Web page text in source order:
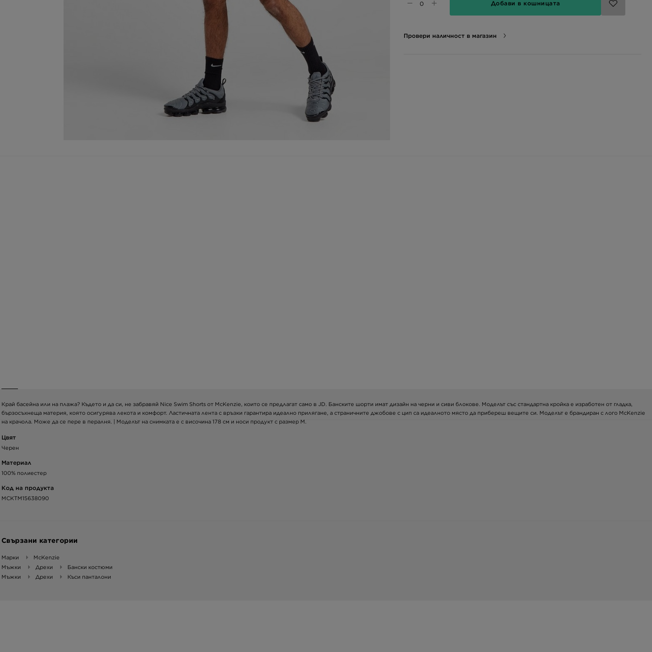
Добави в кошницата
Провери наличност в магазин
Край басейна или на плажа? Където и да си, не забравяй Nice Swim Shorts от McKenzie, които се предлагат само в JD. Банските шорти имат дизайн на черни и сиви блокове. Моделът със стандартна кройка е изработен от гладка,
бързосъхнеща материя, която осигурява лекота и комфорт. Ластичната лента с връзки гарантира идеално прилягане, а страничните джобове с цип са идеалното място да прибереш вещите си. Моделът е брандиран с лого McKenzie
на крачола. Може да се пере в пералня. | Моделът на снимката е с височина 178 см и носи продукт с размер M.
Цвят
Черен
Материал
100% полиестер
Код на продукта
MCKTM15638090
Свързани категории
Марки
McKenzie
Мъжки
Дрехи
Бански костюми
Мъжки
Дрехи Къси панталони